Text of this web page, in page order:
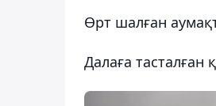
Өрт шалған
Далаға тасталған